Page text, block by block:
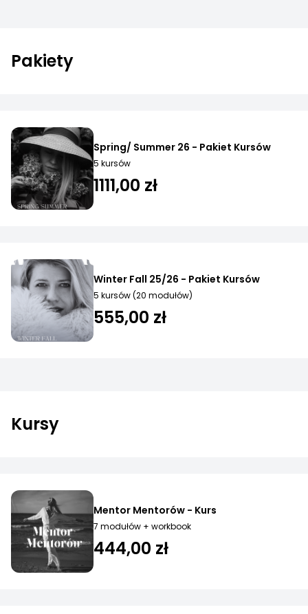
Pakiety
Spring/ Summer 26 - Pakiet Kursów
5 kursów
1111,00 zł
Winter Fall 25/26 - Pakiet Kursów
5 kursów (20 modułów)
555,00 zł
Kursy
Mentor Mentorów - Kurs
7 modułów + workbook
444,00 zł